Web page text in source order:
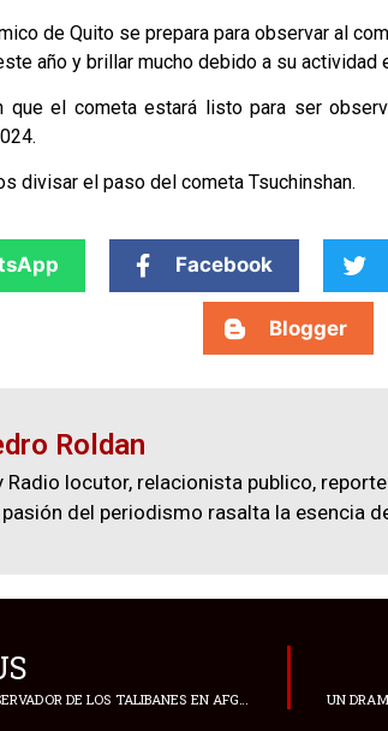
de Quito se prepara para observar al
año y brillar mucho debido a su actividad
que el cometa estará listo para ser
divisar el paso del cometa Tsuchinshan.
Facebook
Blogger
Roldan
Radio locutor, relacionista publico,
pasión del periodismo rasalta la esencia
EL GOBIERNO CONSERVADOR DE LOS TALIBANES EN AFGANISTÁN IMPLEMENTÓ UNA NUEVA NORMATIVA CONTRA LAS MUJERES